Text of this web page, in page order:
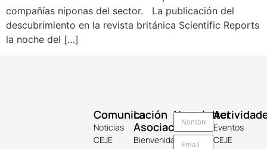
compañías niponas del sector. La publicación del
descubrimiento en la revista británica Scientific Reports
la noche del […]
La
Asociación
Bienvenida
Comunicación
Noticias
CEJE
Eventos
CEJE
Newsletter